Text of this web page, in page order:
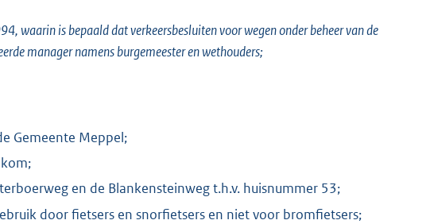
waarin is bepaald dat verkeersbesluiten voor wegen onder beheer van de
manager namens burgemeester en wethouders;
Gemeente Meppel;
en de Blankensteinweg t.h.v. huisnummer 53;
door fietsers en snorfietsers en niet voor bromfietsers;